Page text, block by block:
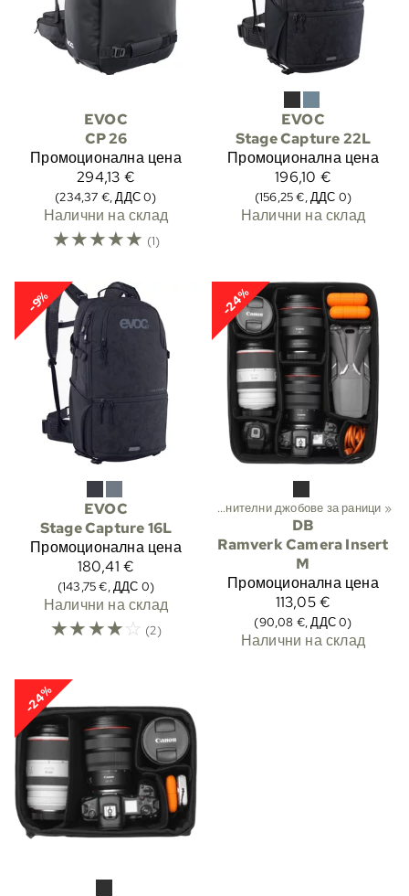
EVOC
CP 26
Промоционална цена
294,13 €
(234,37 €, ДДС 0)
Налични на склад
☆☆☆☆☆ (1)
EVOC
Stage Capture 22L
Промоционална цена
196,10 €
(156,25 €, ДДС 0)
Налични на склад
-9%
EVOC
Stage Capture 16L
Промоционална цена
180,41 €
(143,75 €, ДДС 0)
Налични на склад
☆☆☆☆☆ (2)
-24%
‪»Раници и чанти Допълнителни джобове за раници ‪»
DB
Ramverk Camera Insert
M
Промоционална цена
113,05 €
(90,08 €, ДДС 0)
Налични на склад
-24%